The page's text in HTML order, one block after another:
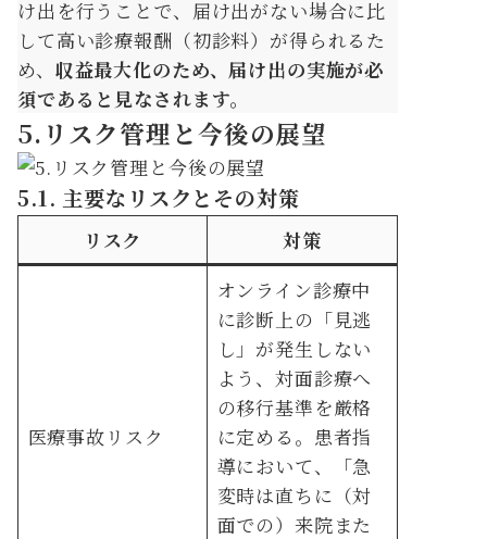
け出を行うことで、届け出がない場合に比
して高い診療報酬（初診料）が得られるた
め、 収益最大化のため、届け出の実施が必
須であると見なされます。
5. リスク管理と今後の展望
5.1. 主要なリスクとその対策
リスク 対策
医療事故リスク
オンライン診療中
に診断上の「見逃
し」が発生しない
よう、対面診療へ
の移行基準を厳格
に定める。患者指
導において、「急
変時は直ちに（対
面での）来院また